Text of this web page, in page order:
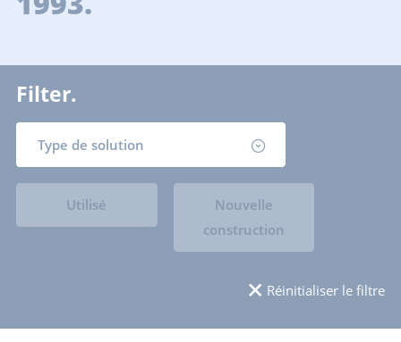
Filter.
Type de solution
Utilisé
Nouvelle
construction
Réinitialiser le filtre